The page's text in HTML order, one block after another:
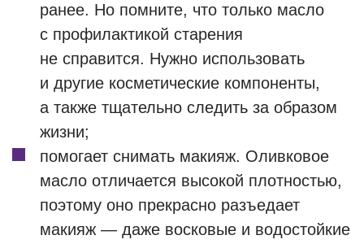
ранее. Но помните, что только масло
с профилактикой старения
не справится. Нужно использовать
и другие косметические компоненты,
а также тщательно следить за образом
жизни;
помогает снимать макияж. Оливковое
масло отличается высокой плотностью,
поэтому оно прекрасно разъедает
макияж — даже восковые и водостойкие